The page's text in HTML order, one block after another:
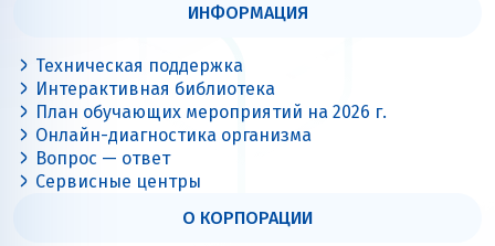
ИНФОРМАЦИЯ
Техническая поддержка
Интерактивная библиотека
План обучающих мероприятий на 2026 г.
Онлайн-диагностика организма
Вопрос — ответ
Сервисные центры
О КОРПОРАЦИИ